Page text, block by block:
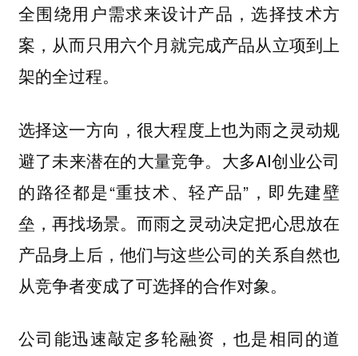
全围绕用户需求来设计产品，选择技术方
案，从而只用六个月就完成产品从立项到上
架的全过程。
选择这一方向，很大程度上也为雨之灵动规
避了未来潜在的大量竞争。大多AI创业公司
的路径都是“重技术、轻产品”，即先建壁
垒，再找场景。而雨之灵动决定把心思放在
产品身上后，他们与这些公司的关系自然也
从竞争者变成了可选择的合作对象。
公司能迅速敲定多轮融资，也是相同的道